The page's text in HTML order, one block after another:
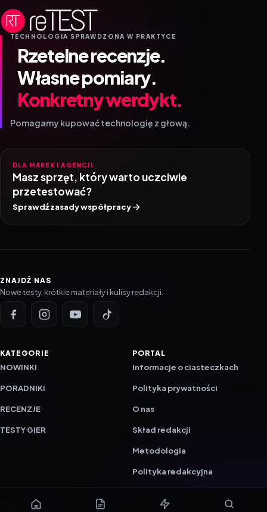
TECHNOLOGIA SPRAWDZONA W PRAKTYCE
Rzetelne recenzje.
Własne pomiary.
Konkretny werdykt.
Pomagamy kupować technologię z głową.
DLA MAREK I AGENCJI
Masz sprzęt, który warto uczciwie
przetestować?
Sprawdź zasady współpracy
ZNAJDŹ NAS
Nowe testy, krótkie materiały i kulisy redakcji.
KATEGORIE
NOWINKI
PORADNIKI
RECENZJE
TESTY GIER
PORTAL
Informacje o ciasteczkach
Polityka prywatności
O nas
Skład redakcji
Metodologia
Polityka redakcyjna
WSPÓŁPRACA